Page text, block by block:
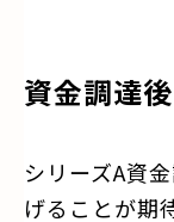
資金調達
シリーズA資
げることが期